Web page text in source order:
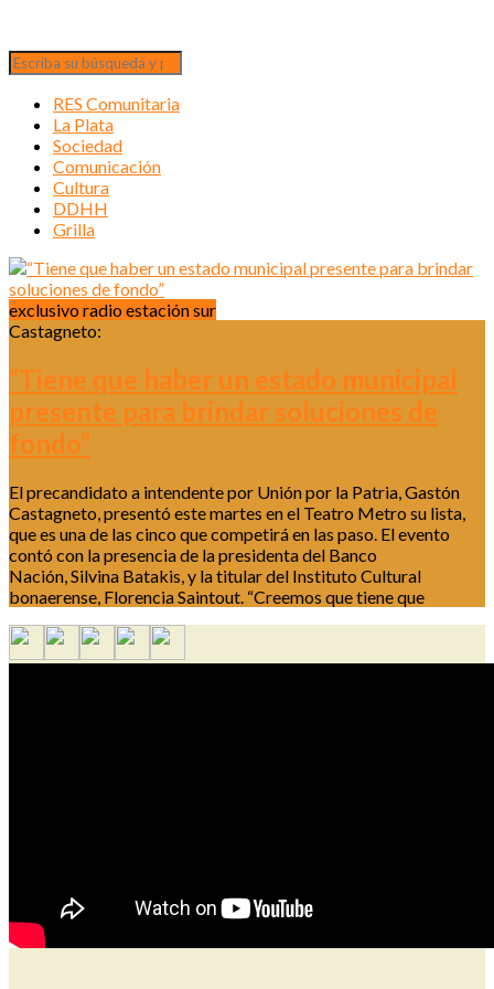
RES Comunitaria
La Plata
Sociedad
Comunicación
Cultura
DDHH
Grilla
exclusivo radio estación sur
Castagneto:
“Tiene que haber un estado municipal
presente para brindar soluciones de
fondo”
El precandidato a intendente por Unión por la Patria, Gastón
Castagneto, presentó este martes en el Teatro Metro su lista,
que es una de las cinco que competirá en las paso. El evento
contó con la presencia de la presidenta del Banco
Nación, Silvina Batakis, y la titular del Instituto Cultural
bonaerense, Florencia Saintout. “Creemos que tiene que